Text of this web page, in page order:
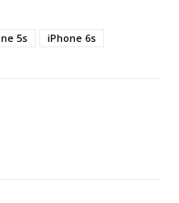
5s iPhone 6s